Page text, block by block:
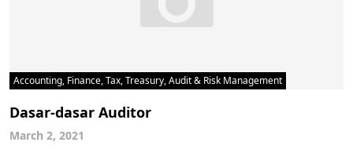
Accounting, Finance, Tax, Treasury, Audit & Risk Management
Dasar-dasar Auditor
March 2, 2021